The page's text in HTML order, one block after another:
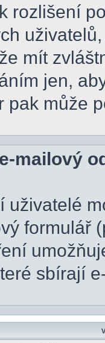
rozlišení
mít
jen,
pak může
mailový
uživatelé
formulář
sbírají